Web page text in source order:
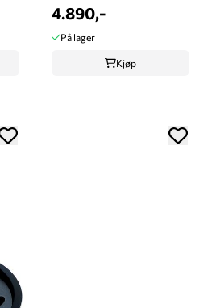
4.890,-
På lager
Kjøp